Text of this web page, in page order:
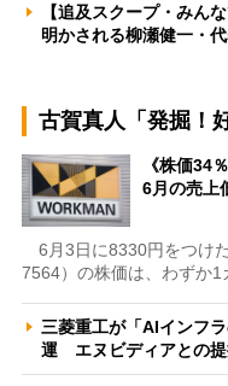
【追及スクープ・みん
明かされる柳瀬健一・
古賀真人「発掘！
《株価34
6月の売上
6月3日に8330円をつけ
7564）の株価は、わずか
三菱重工が「AIインフ
運 エヌビディアとの